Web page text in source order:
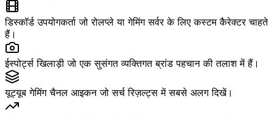
डिस्कॉर्ड उपयोगकर्ता जो रोलप्ले या गेमिंग सर्वर के लिए कस्टम कैरेक्टर चाहते
हैं।
ईस्पोर्ट्स खिलाड़ी जो एक सुसंगत व्यक्तिगत ब्रांड पहचान की तलाश में हैं।
यूट्यूब गेमिंग चैनल आइकन जो सर्च रिज़ल्ट्स में सबसे अलग दिखें।